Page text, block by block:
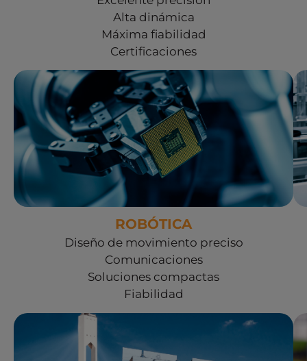
Alta dinámica
Máxima fiabilidad
Certificaciones
Ver soluciones Robótica
ROBÓTICA
Diseño de movimiento preciso
Comunicaciones
Soluciones compactas
Fiabilidad